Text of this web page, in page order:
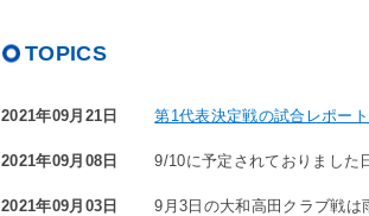
TOPICS
2021年09月21日 第1代表決定戦の試合レポー
2021年09月08日 9/10に予定されておりました
2021年09月03日 9月3日の大和高田クラブ戦は